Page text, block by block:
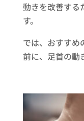
動きを改善する
す。
では、おすすめ
前に、足首の動